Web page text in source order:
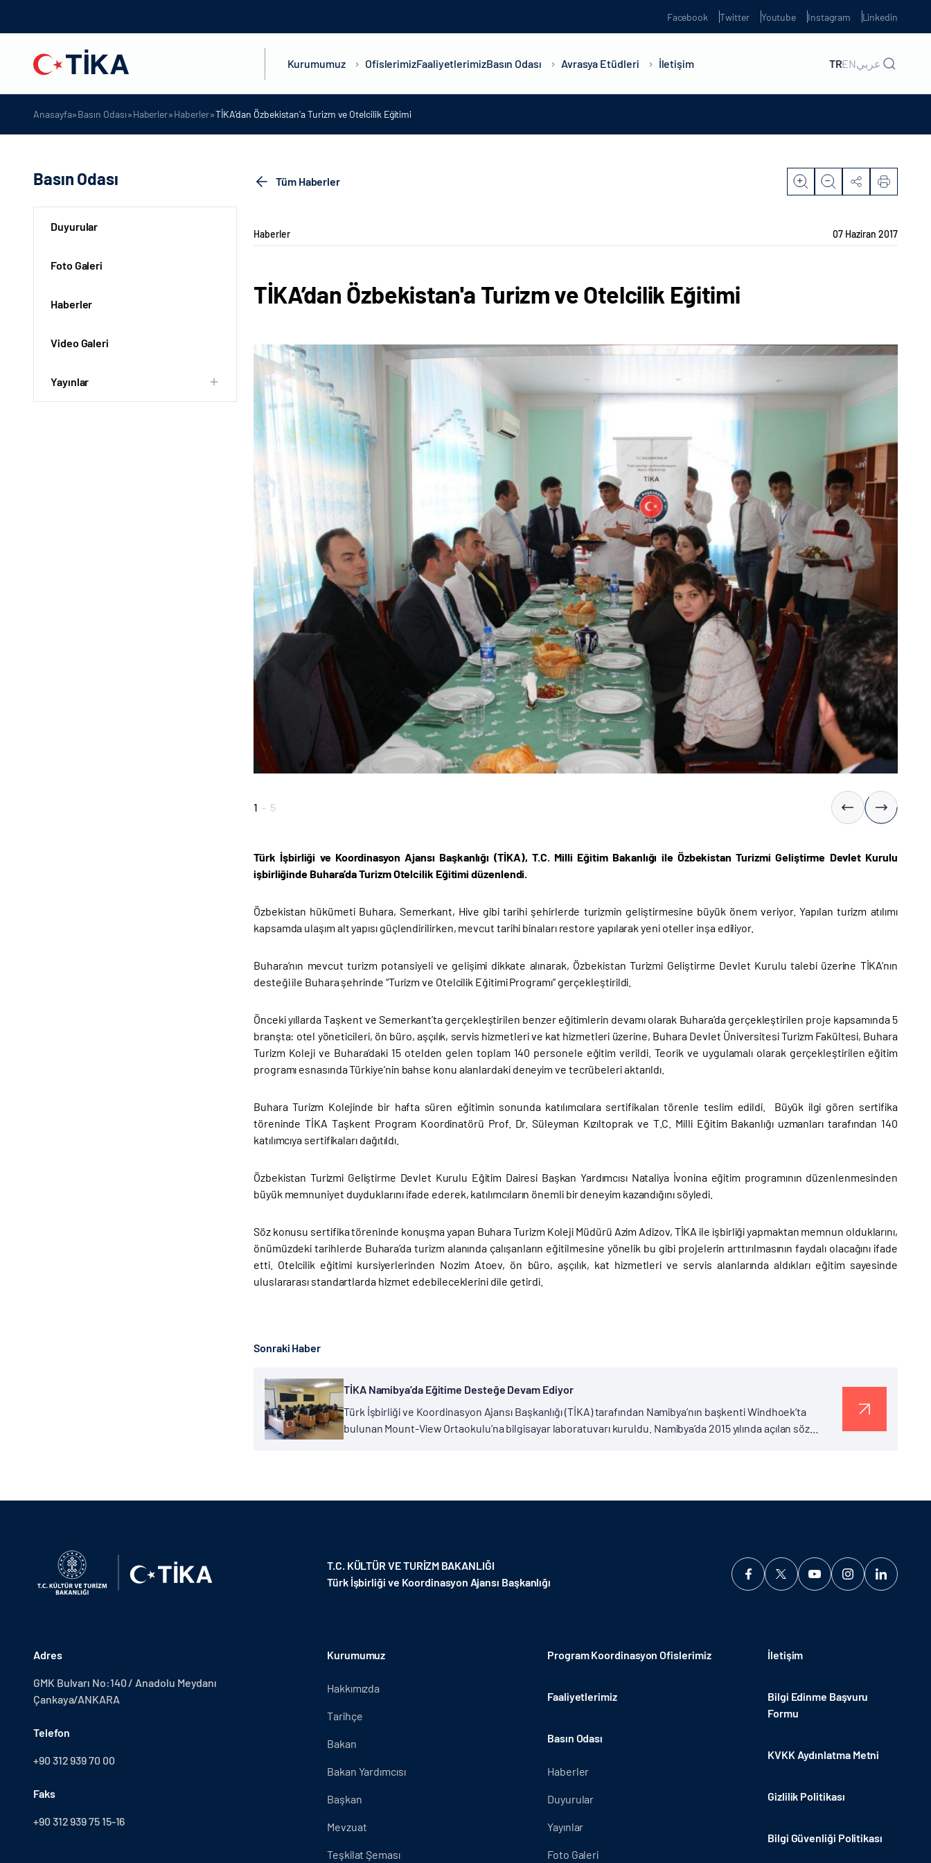
Facebook Twitter Youtube Instagram Linkedin
Kurumumuz OfislerimizFaaliyetlerimizBasın Odası Avrasya Etüdleri İletişim TRENعربي
Anasayfa»Basın Odası»Haberler»Haberler»TİKA’dan Özbekistan'a Turizm ve Otelcilik Eğitimi
Basın Odası
Duyurular
Foto Galeri
Haberler
Video Galeri
Yayınlar
Tüm Haberler
Haberler 07 Haziran 2017
TİKA’dan Özbekistan'a Turizm ve Otelcilik Eğitimi
1 - 5
Türk İşbirliği ve Koordinasyon Ajansı Başkanlığı (TİKA), T.C. Milli Eğitim Bakanlığı ile Özbekistan Turizmi Geliştirme Devlet Kurulu
işbirliğinde Buhara’da Turizm Otelcilik Eğitimi düzenlendi.
Özbekistan hükümeti Buhara, Semerkant, Hive gibi tarihi şehirlerde turizmin geliştirmesine büyük önem veriyor. Yapılan turizm atılımı
kapsamda ulaşım alt yapısı güçlendirilirken, mevcut tarihi binaları restore yapılarak yeni oteller inşa ediliyor.
Buhara’nın mevcut turizm potansiyeli ve gelişimi dikkate alınarak, Özbekistan Turizmi Geliştirme Devlet Kurulu talebi üzerine TİKA’nın
desteği ile Buhara şehrinde “Turizm ve Otelcilik Eğitimi Programı” gerçekleştirildi.
Önceki yıllarda Taşkent ve Semerkant’ta gerçekleştirilen benzer eğitimlerin devamı olarak Buhara’da gerçekleştirilen proje kapsamında 5
branşta: otel yöneticileri, ön büro, aşçılık, servis hizmetleri ve kat hizmetleri üzerine, Buhara Devlet Üniversitesi Turizm Fakültesi, Buhara
Turizm Koleji ve Buhara’daki 15 otelden gelen toplam 140 personele eğitim verildi. Teorik ve uygulamalı olarak gerçekleştirilen eğitim
programı esnasında Türkiye'nin bahse konu alanlardaki deneyim ve tecrübeleri aktarıldı.
Buhara Turizm Kolejinde bir hafta süren eğitimin sonunda katılımcılara sertifikaları törenle teslim edildi. Büyük ilgi gören sertifika
töreninde TİKA Taşkent Program Koordinatörü Prof. Dr. Süleyman Kızıltoprak ve T.C. Milli Eğitim Bakanlığı uzmanları tarafından 140
katılımcıya sertifikaları dağıtıldı.
Özbekistan Turizmi Geliştirme Devlet Kurulu Eğitim Dairesi Başkan Yardımcısı Nataliya İvonina eğitim programının düzenlenmesinden
büyük memnuniyet duyduklarını ifade ederek, katılımcıların önemli bir deneyim kazandığını söyledi.
Söz konusu sertifika töreninde konuşma yapan Buhara Turizm Koleji Müdürü Azim Adizov, TİKA ile işbirliği yapmaktan memnun olduklarını,
önümüzdeki tarihlerde Buhara’da turizm alanında çalışanların eğitilmesine yönelik bu gibi projelerin arttırılmasının faydalı olacağını ifade
etti. Otelcilik eğitimi kursiyerlerinden Nozim Atoev, ön büro, aşçılık, kat hizmetleri ve servis alanlarında aldıkları eğitim sayesinde
uluslararası standartlarda hizmet edebileceklerini dile getirdi.
Sonraki Haber
TİKA Namibya’da Eğitime Desteğe Devam Ediyor
Türk İşbirliği ve Koordinasyon Ajansı Başkanlığı (TİKA) tarafından Namibya’nın başkenti Windhoek’ta
bulunan Mount-View Ortaokulu’na bilgisayar laboratuvarı kuruldu. Namibya’da 2015 yılında açılan söz
T.C. KÜLTÜR VE TURİZM BAKANLIĞI
Türk İşbirliği ve Koordinasyon Ajansı Başkanlığı
Adres
GMK Bulvarı No:140 / Anadolu Meydanı
Çankaya/ANKARA
Telefon
+90 312 939 70 00
Faks
+90 312 939 75 15-16
Kurumumuz
Hakkımızda
Tarihçe
Bakan
Bakan Yardımcısı
Başkan
Mevzuat
Teşkilat Şeması
Program Koordinasyon Ofislerimiz
Faaliyetlerimiz
Basın Odası
Haberler
Duyurular
Yayınlar
Foto Galeri
İletişim
Bilgi Edinme Başvuru
Formu
KVKK Aydınlatma Metni
Gizlilik Politikası
Bilgi Güvenliği Politikası